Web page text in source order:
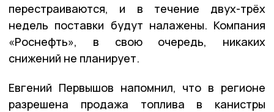
перестраиваются, и в течение двух-трёх
недель поставки будут налажены. Компания
«Роснефть», в свою очередь, никаких
снижений не планирует.
Евгений Первышов напомнил, что в регионе
разрешена продажа топлива в канистры